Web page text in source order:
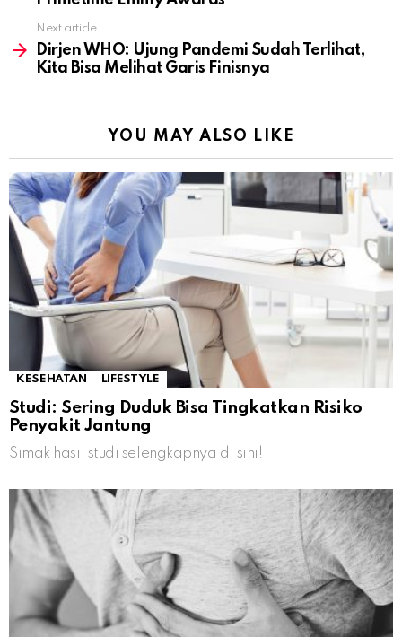
Next article
Dirjen WHO: Ujung Pandemi Sudah Terlihat,
Kita Bisa Melihat Garis Finisnya
YOU MAY ALSO LIKE
KESEHATAN LIFESTYLE
Studi: Sering Duduk Bisa Tingkatkan Risiko
Penyakit Jantung
Simak hasil studi selengkapnya di sini!